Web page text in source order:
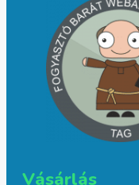
Vásárlás​